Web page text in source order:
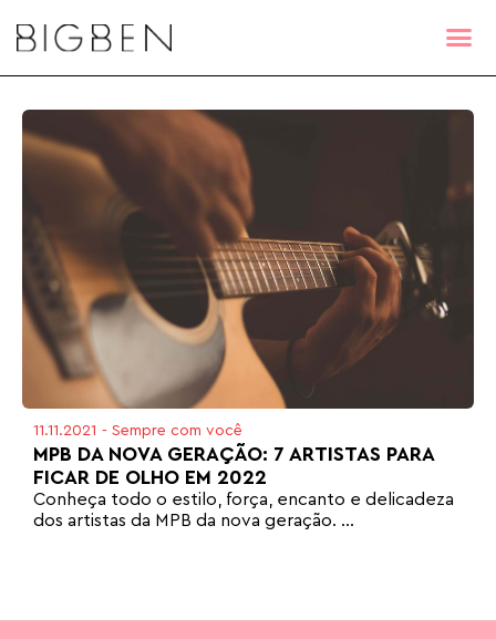
11.11.2021 - Sempre com você
MPB DA NOVA GERAÇÃO: 7 ARTISTAS PARA
FICAR DE OLHO EM 2022
Conheça todo o estilo, força, encanto e delicadeza
dos artistas da MPB da nova geração. ...